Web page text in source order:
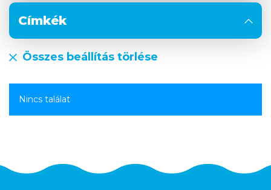
Címkék
Összes beállítás törlése
Nincs találat